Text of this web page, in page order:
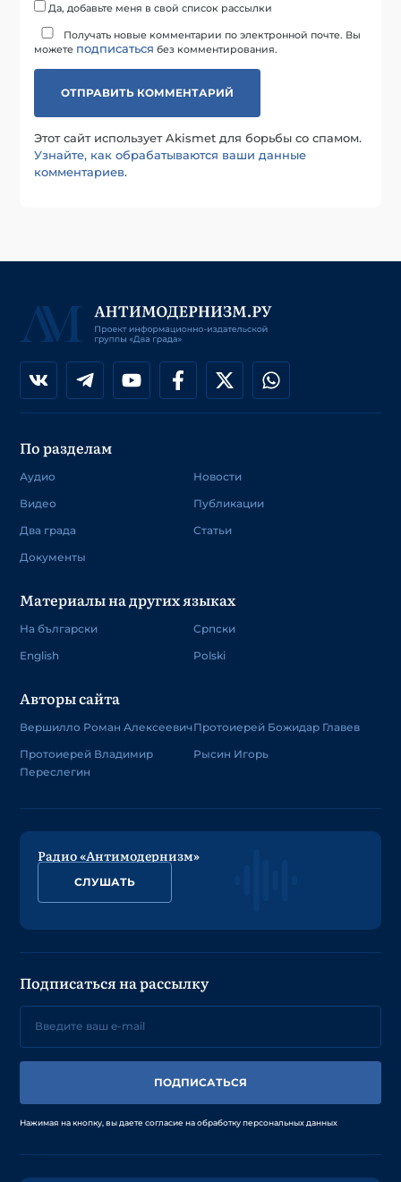
Да, добавьте меня в свой список рассылки
Получать новые комментарии по электронной почте. Вы
можете подписаться без комментирования.
Этот сайт использует Akismet для борьбы со спамом.
Узнайте, как обрабатываются ваши данные
комментариев.
По разделам
Аудио
Видео
Два града
Документы
Новости
Публикации
Статьи
Материалы на других языках
На български
English
Српски
Polski
Авторы сайта
Вершилло Роман Алексеевич
Протоиерей Владимир
Переслегин
Протоиерей Божидар Главев
Рысин Игорь
Радио «Антимодернизм»
СЛУШАТЬ
Подписаться на рассылку
ПОДПИСАТЬСЯ
Нажимая на кнопку, вы даете согласие на обработку персональных данных